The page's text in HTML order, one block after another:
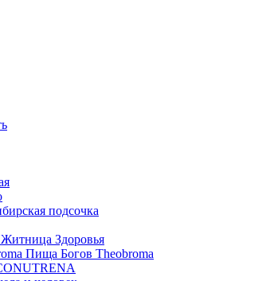
подсочка
Житница Здоровья
Пища Богов Theobroma